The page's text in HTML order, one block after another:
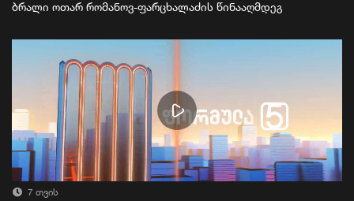
ბრალი ოთარ რომანოვ-ფარცხალაძის წინააღმდეგ
7 თვის